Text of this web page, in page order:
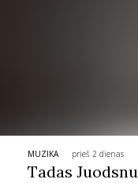
NELAIMĖS
MUZIKA prieš 2 dienas
Tadas